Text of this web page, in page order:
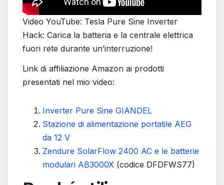
Video YouTube: Tesla Pure Sine Inverter
Hack: Carica la batteria e la centrale elettrica
fuori rete durante un’interruzione!
Link di affiliazione Amazon ai prodotti
presentati nel mio video:
Inverter Pure Sine GIANDEL
Stazione di alimentazione portatile AEG
da 12 V
Zendure SolarFlow 2400 AC e le batterie
modulari AB3000X (codice DFDFWS77)